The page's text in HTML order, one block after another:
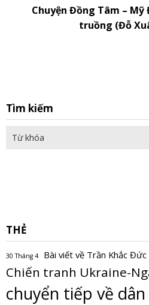
Chuyện Đồng Tâm –
truồng (Đỗ
Tìm kiếm
THẺ
30 Tháng 4 Bài viết về Trần Khắc Đức
Chiến tranh Ukraine-
chuyển tiếp về